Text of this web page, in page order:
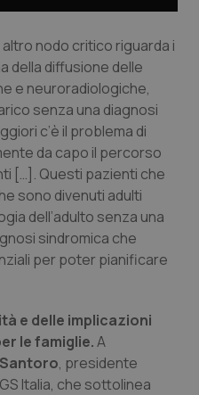
nodo critico riguarda i
della diffusione delle
e neuroradiologiche,
senza una diagnosi
c’è il problema di
da capo il percorso
[…]. Questi pazienti che
sono divenuti adulti
dell’adulto senza una
sindromica che
per poter pianificare
e delle implicazioni
le famiglie.A
, presidente
Italia, che sottolinea